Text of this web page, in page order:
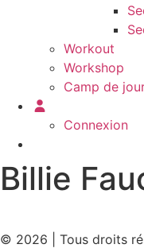
Workout
Workshop
Camp de
Connexion
Billie
© 2026 | Tous droits